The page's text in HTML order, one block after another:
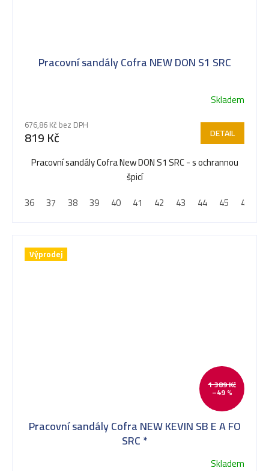
Pracovní sandály Cofra NEW DON S1 SRC
Skladem
676,86 Kč bez DPH
819 Kč DETAIL
Pracovní sandály Cofra New DON S1 SRC - s ochrannou
špicí
36
37 38 39 40 41 42 43 44 45 46
Výprodej
1 389 Kč
–49 %
Pracovní sandály Cofra NEW KEVIN SB E A FO
SRC *
Skladem